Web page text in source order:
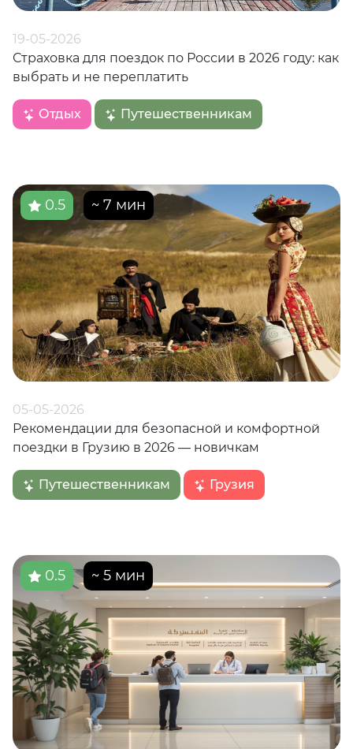
19-05-2026
Страховка для поездок по России в 2026 году: как
выбрать и не переплатить
Отдых Путешественникам
0.5 ~ 7 мин
05-05-2026
Рекомендации для безопасной и комфортной
поездки в Грузию в 2026 — новичкам
Путешественникам Грузия
0.5 ~ 5 мин